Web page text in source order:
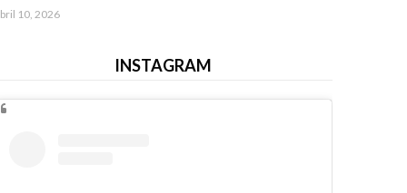
10, 2026
INSTAGRAM